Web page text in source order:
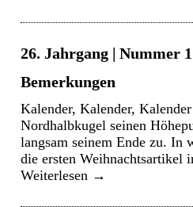
26. Jahrgang | Nummer
Bemerkungen
Kalender, Kalender,
Nordhalbkugel seinen
langsam seinem Ende zu. In
die ersten Weihnachtsartikel
Weiterlesen →